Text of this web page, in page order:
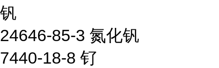
钒
24646-85-3 氮化钒
7440-18-8 钌